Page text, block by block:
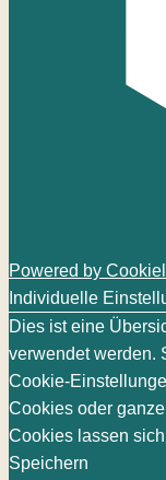
Powered by
Individuelle
Dies ist eine
verwendet werden.
Cookie-
Cookies oder
Cookies lassen
Speichern